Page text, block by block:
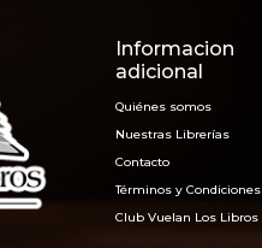
Informacion
adicional
Quiénes somos
Nuestras Librerías
Contacto
Términos y Condiciones
Club Vuelan Los Libros